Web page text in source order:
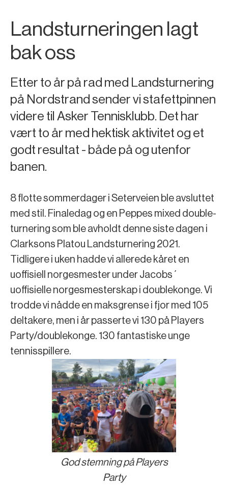
Landsturneringen lagt
bak oss
Etter to år på rad med Landsturnering
på Nordstrand sender vi stafettpinnen
videre til Asker Tennisklubb. Det har
vært to år med hektisk aktivitet og et
godt resultat - både på og utenfor
banen.
8 flotte sommerdager i Seterveien ble avsluttet
med stil. Finaledag og en Peppes mixed double-
turnering som ble avholdt denne siste dagen i
Clarksons Platou Landsturnering 2021.
Tidligere i uken hadde vi allerede kåret en
uoffisiell norgesmester under Jacobs´
uoffisielle norgesmesterskap i doublekonge. Vi
trodde vi nådde en maksgrense i fjor med 105
deltakere, men i år passerte vi 130 på Players
Party/doublekonge. 130 fantastiske unge
tennisspillere.
God stemning på Players
Party